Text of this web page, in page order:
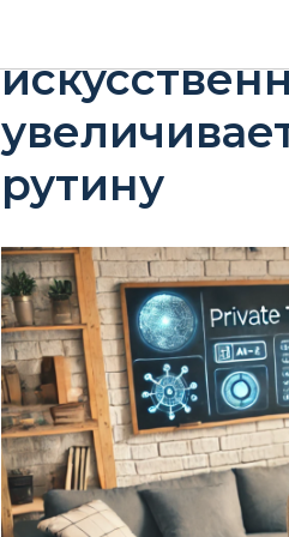
Репетитор
рутину